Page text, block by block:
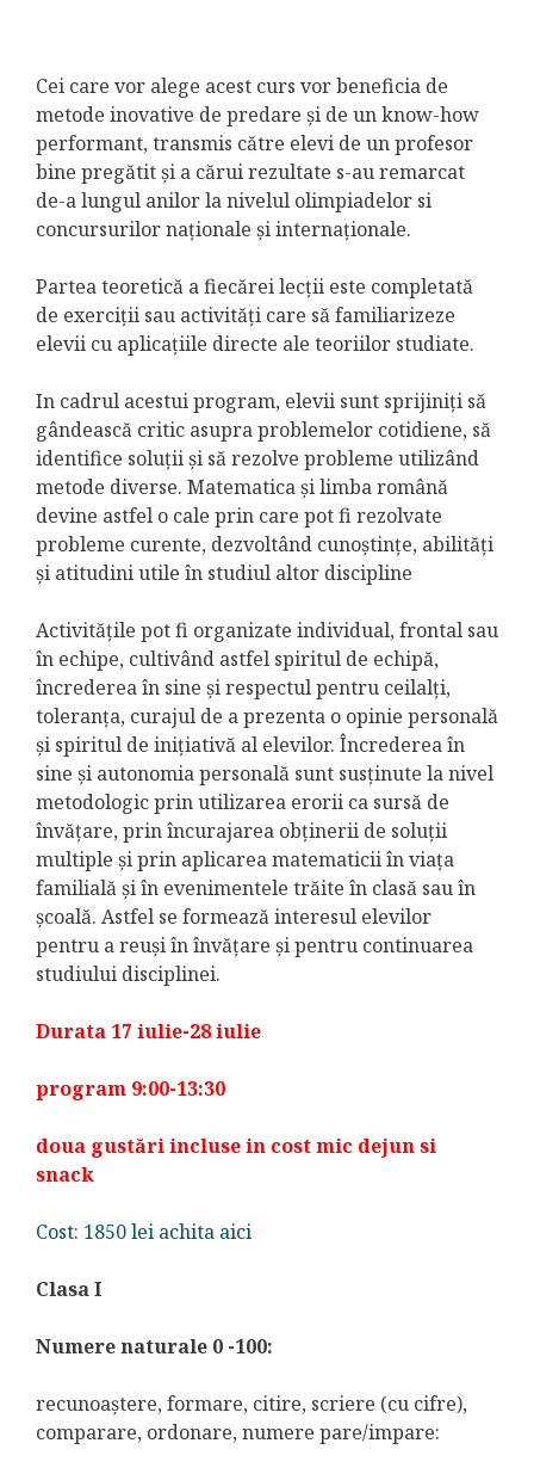
Cei care vor alege acest curs vor beneficia de
metode inovative de predare și de un know-how
performant, transmis către elevi de un profesor
bine pregătit și a cărui rezultate s-au remarcat
de-a lungul anilor la nivelul olimpiadelor si
concursurilor naționale și internaționale.
Partea teoretică a fiecărei lecții este completată
de exerciții sau activități care să familiarizeze
elevii cu aplicațiile directe ale teoriilor studiate.
In cadrul acestui program, elevii sunt sprijiniți să
gândească critic asupra problemelor cotidiene, să
identifice soluţii şi să rezolve probleme utilizând
metode diverse. Matematica și limba română
devine astfel o cale prin care pot fi rezolvate
probleme curente, dezvoltând cunoştinţe, abilităţi
şi atitudini utile în studiul altor discipline
Activităţile pot fi organizate individual, frontal sau
în echipe, cultivând astfel spiritul de echipă,
încrederea în sine şi respectul pentru ceilalţi,
toleranţa, curajul de a prezenta o opinie personală
şi spiritul de iniţiativă al elevilor. Încrederea în
sine şi autonomia personală sunt susţinute la nivel
metodologic prin utilizarea erorii ca sursă de
învăţare, prin încurajarea obţinerii de soluţii
multiple şi prin aplicarea matematicii în viaţa
familială şi în evenimentele trăite în clasă sau în
şcoală. Astfel se formează interesul elevilor
pentru a reuşi în învăţare şi pentru continuarea
studiului disciplinei.
Durata 17 iulie-28 iulie
program 9:00-13:30
doua gustări incluse in cost mic dejun si
snack
Cost: 1850 lei achita aici
Clasa I
Numere naturale 0 -100:
recunoaştere, formare, citire, scriere (cu cifre),
comparare, ordonare, numere pare/impare: